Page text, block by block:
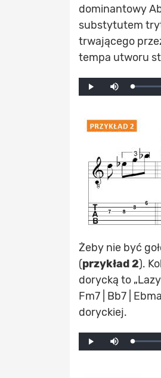
dominantowy
substytutem
trwającego
tempa utworu
Play
Loaded:
Progress:
0%
Żeby nie być
(przykład 2).
dorycką to
Fm7 | Bb7 |
doryckiej.
Play
Loaded:
Progress:
0%